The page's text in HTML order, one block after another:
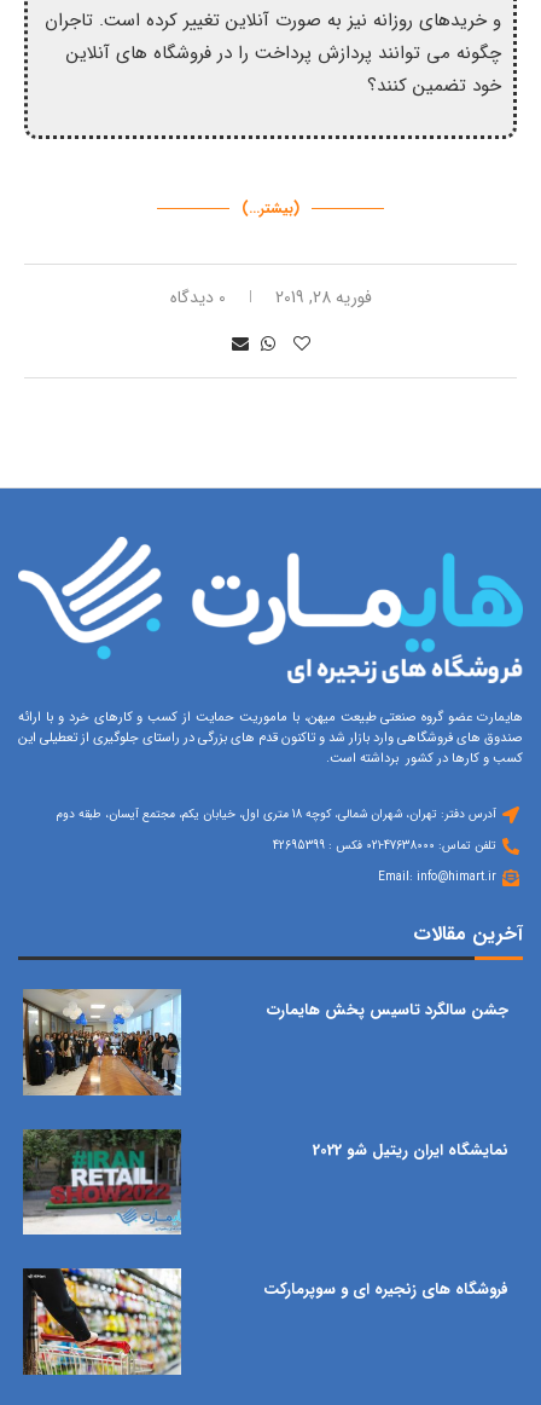
و خریدهای روزانه نیز به صورت آنلاین تغییر کرده است. تاجران
چگونه می توانند پردازش پرداخت را در فروشگاه های آنلاین
خود تضمین کنند؟
(بیشتر…)
فوریه 28, 2019 0 دیدگاه
هایمارت عضو گروه صنعتی طبیعت میهن، با ماموریت حمایت از کسب و کارهای خرد و با ارائه
صندوق های فروشگاهی وارد بازار شد و تاکنون قدم های بزرگی در راستای جلوگیری از تعطیلی این
کسب و کارها در کشور برداشته است.
آدرس دفتر: تهران، شهران شمالی، کوچه 18 متری اول، خیابان یکم، مجتمع آیسان، طبقه دوم
تلفن تماس: 47638000-021 فکس : 42695399
Email: info@himart.ir
آخرین مقالات
جشن سالگرد تاسیس پخش هایمارت
نمایشگاه ایران ریتیل شو 2022
فروشگاه های زنجیره ای و سوپرمارکت